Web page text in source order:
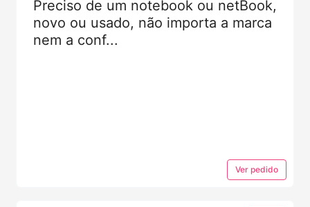
Preciso de um notebook ou netBook,
novo ou usado, não importa a marca
nem a conf...
Ver pedido